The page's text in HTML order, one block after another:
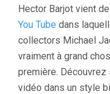
Hector Barjot vient
You Tube dans
collectors Michael
vraiment à grand
première.
vidéo dans un style